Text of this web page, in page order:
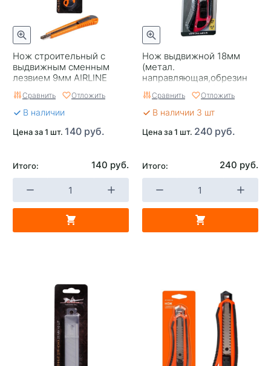
Нож строительный с
выдвижным сменным
лезвием 9мм AIRLINE
Сравнить Отложить
В наличии
Цена за 1 шт. 140 руб.
Итого: 140 руб.
Нож выдвижной 18мм
(метал.
направляющая,обрезин
корпус,3 лезвия) AVS
NV18-3
Сравнить Отложить
В наличии 3 шт
Цена за 1 шт. 240 руб.
Итого: 240 руб.